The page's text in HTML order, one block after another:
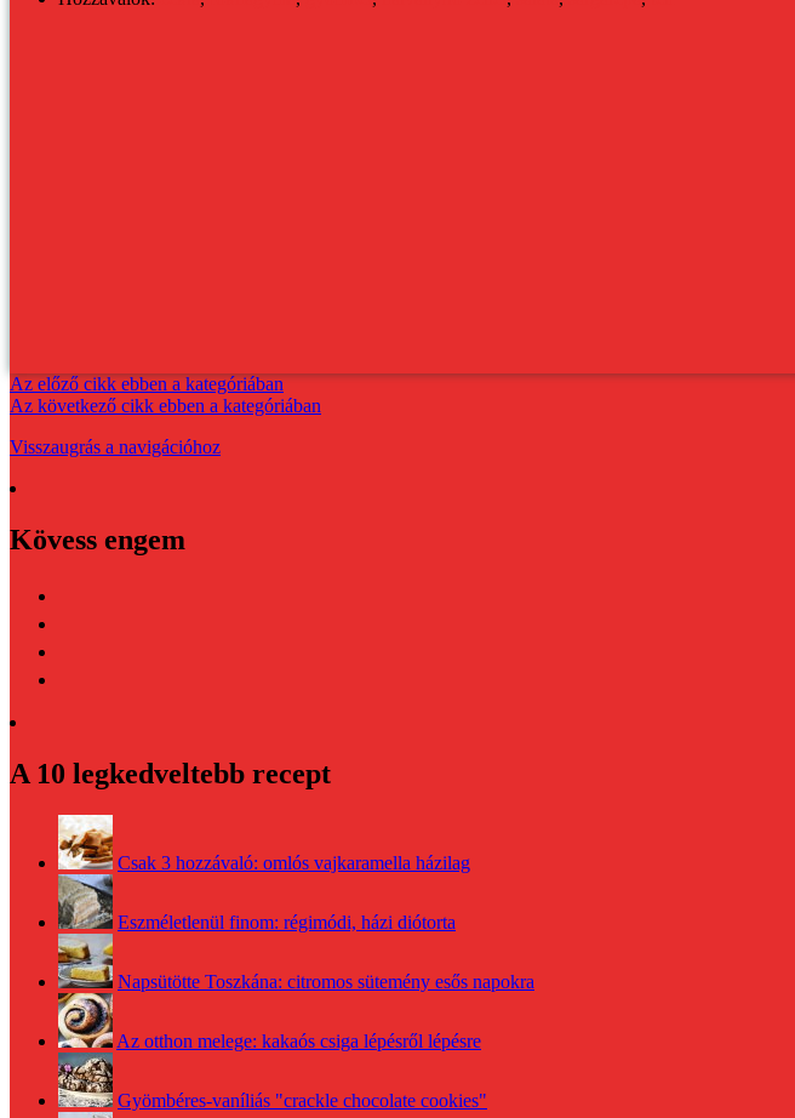
Az előző cikk ebben a kategóriában
Az következő cikk ebben a kategóriában
Visszaugrás a navigációhoz
Kövess engem
A 10 legkedveltebb recept
Csak 3 hozzávaló: omlós vajkaramella házilag
Eszméletlenül finom: régimódi, házi diótorta
Napsütötte Toszkána: citromos sütemény esős napokra
Az otthon melege: kakaós csiga lépésről lépésre
Gyömbéres-vaníliás "crackle chocolate cookies"